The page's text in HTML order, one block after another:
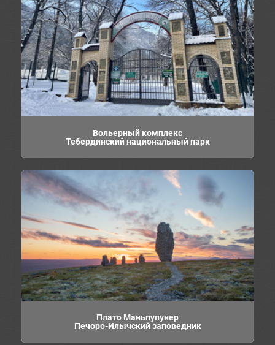
Вольерный комплекс
Тебердинский национальный парк
Плато Маньпупунер
Печоро-Илычский заповедник